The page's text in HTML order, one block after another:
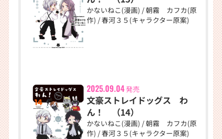
かないねこ(漫画) / 朝霧 カフカ(原
作) / 春河３５(キャラクター原案)
2025.09.04発売
文豪ストレイドッグス わ
ん！ （14）
かないねこ(漫画) / 朝霧 カフカ(原
作) / 春河３５(キャラクター原案)